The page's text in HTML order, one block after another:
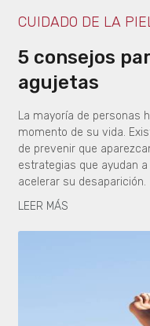
CUIDADO DE LA
5 consejos
agujetas
La mayoría de personas
momento de su vida.
de prevenir que
estrategias que ayudan
acelerar su desaparición.
LEER MÁS